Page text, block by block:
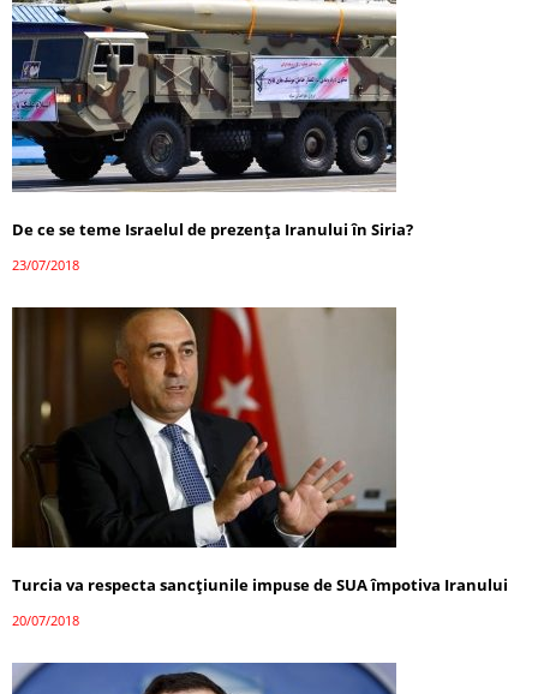
De ce se teme Israelul de prezența Iranului în Siria?
23/07/2018
Turcia va respecta sancțiunile impuse de SUA împotiva Iranului
20/07/2018